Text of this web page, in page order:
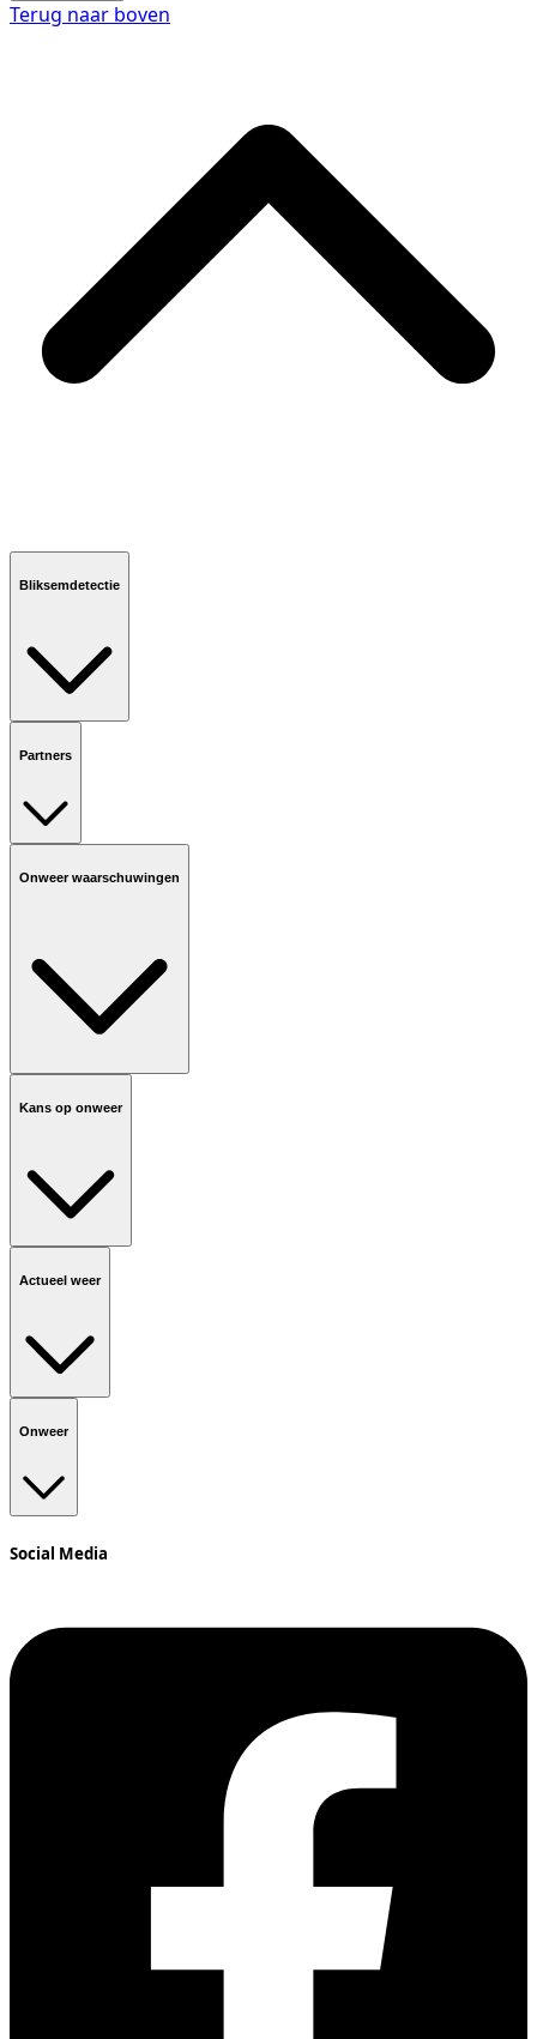
Terug naar boven
Bliksemdetectie
Partners
Onweer waarschuwingen
Kans op onweer
Actueel weer
Onweer
Social Media